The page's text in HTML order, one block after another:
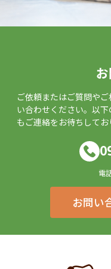
ご依頼またはご質問や
い合わせください。以
もご連絡をお待ちしてお
電
お問い